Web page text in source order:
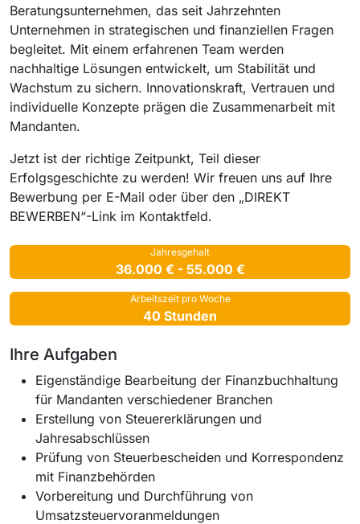
Beratungsunternehmen, das seit Jahrzehnten
Unternehmen in strategischen und finanziellen Fragen
begleitet. Mit einem erfahrenen Team werden
nachhaltige Lösungen entwickelt, um Stabilität und
Wachstum zu sichern. Innovationskraft, Vertrauen und
individuelle Konzepte prägen die Zusammenarbeit mit
Mandanten.
Jetzt ist der richtige Zeitpunkt, Teil dieser
Erfolgsgeschichte zu werden! Wir freuen uns auf Ihre
Bewerbung per E-Mail oder über den „DIREKT
BEWERBEN“-Link im Kontaktfeld.
Jahresgehalt
36.000 € - 55.000 €
Arbeitszeit pro Woche
40 Stunden
Ihre Aufgaben
Eigenständige Bearbeitung der Finanzbuchhaltung
für Mandanten verschiedener Branchen
Erstellung von Steuererklärungen und
Jahresabschlüssen
Prüfung von Steuerbescheiden und Korrespondenz
mit Finanzbehörden
Vorbereitung und Durchführung von
Umsatzsteuervoranmeldungen